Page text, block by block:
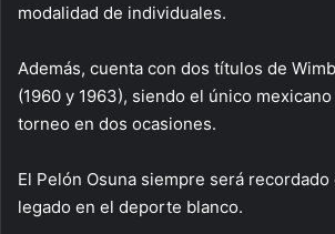
modalidad de individuales.
Además, cuenta con dos títulos de
(1960 y 1963), siendo el único
torneo en dos ocasiones.
El Pelón Osuna siempre será
legado en el deporte blanco.